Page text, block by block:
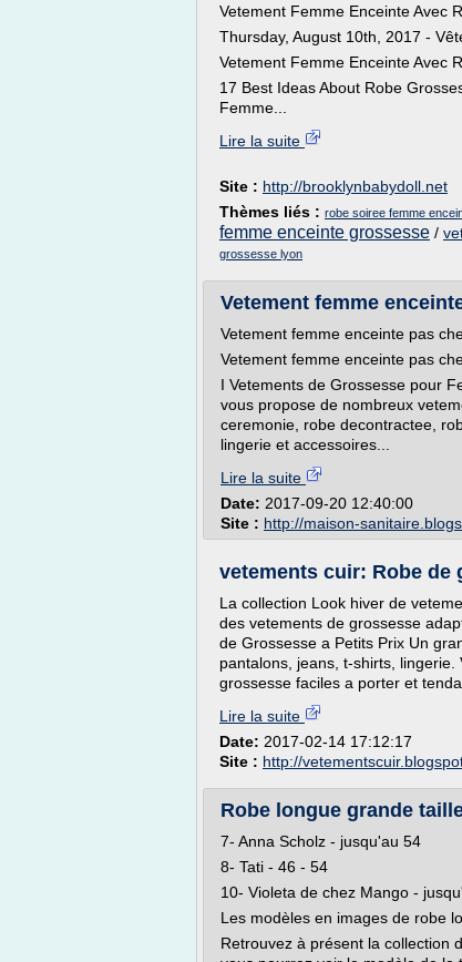
Vetement Femme Enceinte Avec
Thursday, August 10th, 2017 -
Vetement Femme Enceinte Avec
17 Best Ideas About Robe
Femme...
Lire la suite
Site : http://brooklynbabydoll.net
Thèmes liés : robe soiree femme
femme enceinte grossesse /
grossesse lyon
Vetement femme
Vetement femme enceinte pas
Vetement femme enceinte pas
I Vetements de Grossesse pour
vous propose de nombreux
ceremonie, robe decontractee,
lingerie et accessoires...
Lire la suite
Date: 2017-09-20 12:40:00
Site : http://maison-
vetements cuir: Robe de
La collection Look hiver de
des vetements de grossesse
de Grossesse a Petits Prix Un
pantalons, jeans, t-shirts,
grossesse faciles a porter et
Lire la suite
Date: 2017-02-14 17:12:17
Site : http://
Robe longue grande
7- Anna Scholz - jusqu'au 54
8- Tati - 46 - 54
10- Violeta de chez Mango -
Les modèles en images de robe
Retrouvez à présent la collection